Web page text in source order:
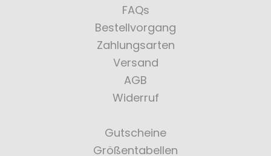
FAQs
Bestellvorgang
Zahlungsarten
Versand
AGB
Widerruf
Gutscheine
Größentabellen